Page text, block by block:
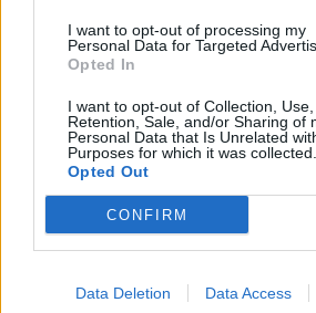
I want to opt-out of processing my
Personal Data for Targeted
Opted In
I want to opt-out of Collection, Use,
Retention, Sale, and/or Sharing of
Personal Data that Is Unrelated
Purposes for which it was collected.
Opted Out
CONFIRM
Data Deletion Data Access